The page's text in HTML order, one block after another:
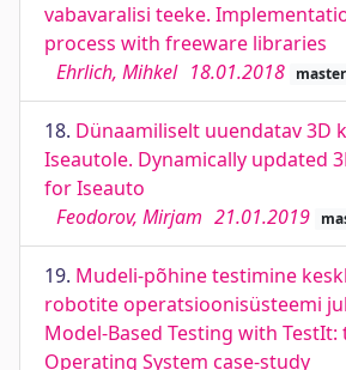
vabavaralisi teeke.
process with freeware libraries
Ehrlich, Mihkel 18.01.2018
18. Dünaamiliselt uuendatav 3D
Iseautole. Dynamically updated
for Iseauto
Feodorov, Mirjam 21.01.2019
19. Mudeli-põhine testimine
robotite operatsioonisüsteemi
Model-Based Testing with TestIt:
Operating System case-study